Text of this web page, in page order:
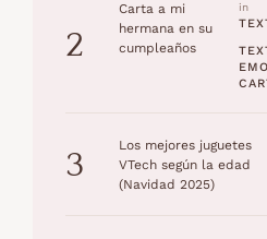
2
Carta a mi
hermana en su
cumpleaños
in
3
Los mejores juguetes
VTech según la edad
(Navidad 2025)